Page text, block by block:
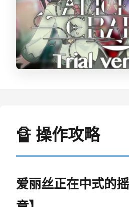
🔏 操作攻略
爱丽丝正在中式的